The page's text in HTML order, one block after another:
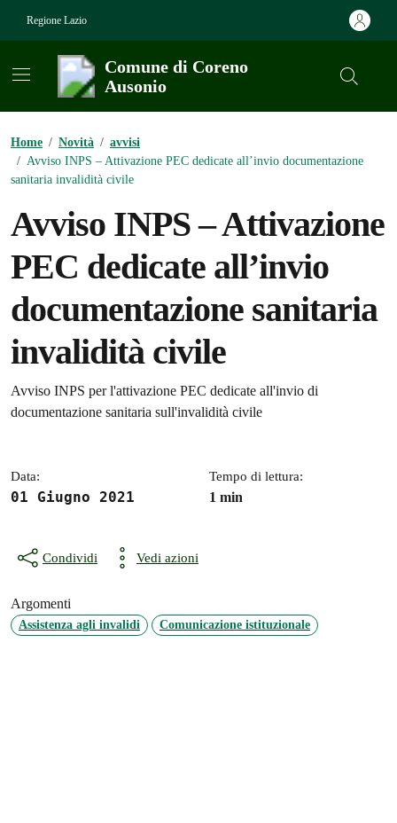
Regione Lazio
Comune di Coreno
Ausonio
Home / Novità / avvisi
/ Avviso INPS – Attivazione PEC dedicate all’invio documentazione
sanitaria invalidità civile
Avviso INPS – Attivazione
PEC dedicate all’invio
documentazione sanitaria
invalidità civile
Dettagli della notizia
Avviso INPS per l'attivazione PEC dedicate all'invio di
documentazione sanitaria sull'invalidità civile
Data:
01 Giugno 2021
Tempo di lettura:
1 min
Condividi Vedi azioni
Argomenti
Assistenza agli invalidi Comunicazione istituzionale